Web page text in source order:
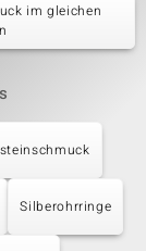
im gleichen
Silberohrringe